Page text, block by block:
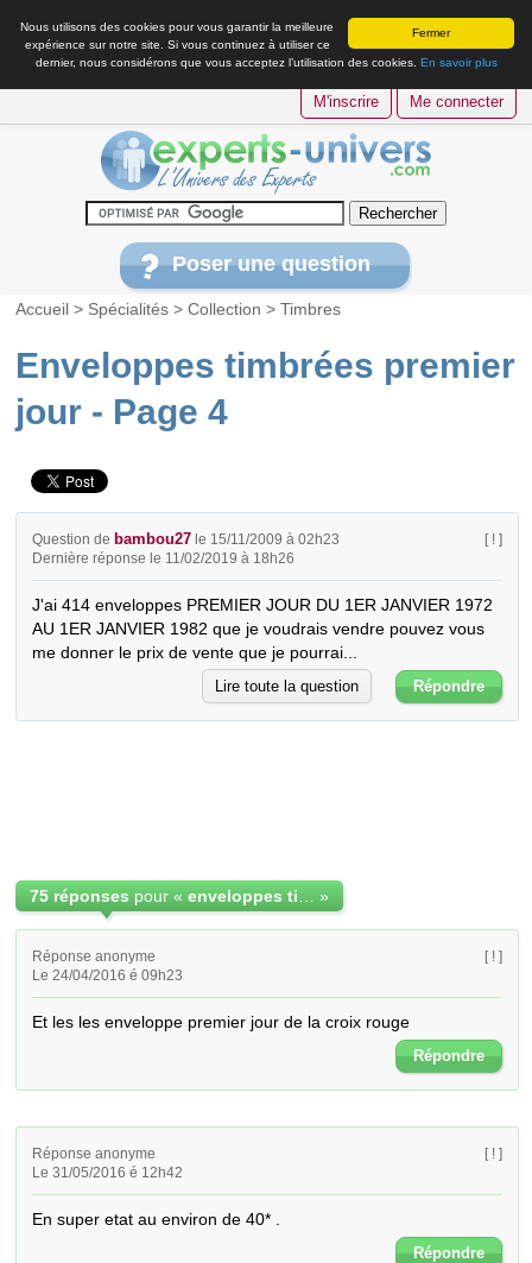
Fermer
Nous utilisons des cookies pour vous garantir la meilleure
expérience sur notre site. Si vous continuez à utiliser ce
dernier, nous considérons que vous acceptez l’utilisation des cookies. En savoir plus
M'inscrire Me connecter
Poser une question
Accueil > Spécialités >Collection >Timbres
Enveloppes timbrées premier
jour - Page 4
Question de bambou27 le 15/11/2009 à 02h23
Dernière réponse le 11/02/2019 à 18h26
[ ! ]
J'ai 414 enveloppes PREMIER JOUR DU 1ER JANVIER 1972
AU 1ER JANVIER 1982 que je voudrais vendre pouvez vous
me donner le prix de vente que je pourrai...
Répondre
Lire toute la question
75 réponses pour « »
Réponse anonyme
Le 24/04/2016 é 09h23
[ ! ]
Et les les enveloppe premier jour de la croix rouge
Répondre
Réponse anonyme
Le 31/05/2016 é 12h42
[ ! ]
En super etat au environ de 40* .
Répondre